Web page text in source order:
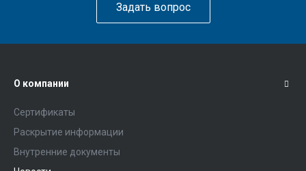
Задать вопрос
О компании
Сертификаты
Раскрытие информации
Внутренние документы